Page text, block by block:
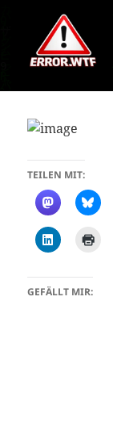
TEILEN MIT:
GEFÄLLT MIR: